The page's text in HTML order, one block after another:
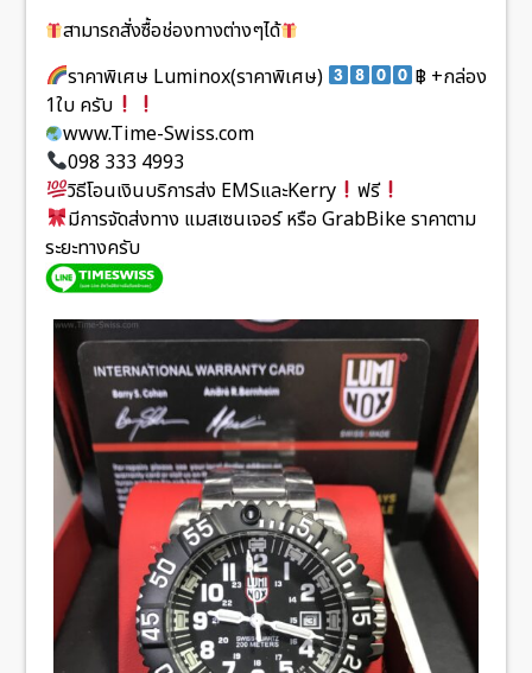
สามารถสั่งซื้อช่องทางต่างๆได้
ราคาพิเศษ Luminox(ราคาพิเศษ)
฿ +กล่อง
1ใบ ครับ
www.Time-Swiss.com
098 333 4993
วิธีโอนเงินบริการส่ง EMSและKerry
ฟรี
มีการจัดส่งทาง แมสเซนเจอร์ หรือ GrabBike ราคาตาม
ระยะทางครับ